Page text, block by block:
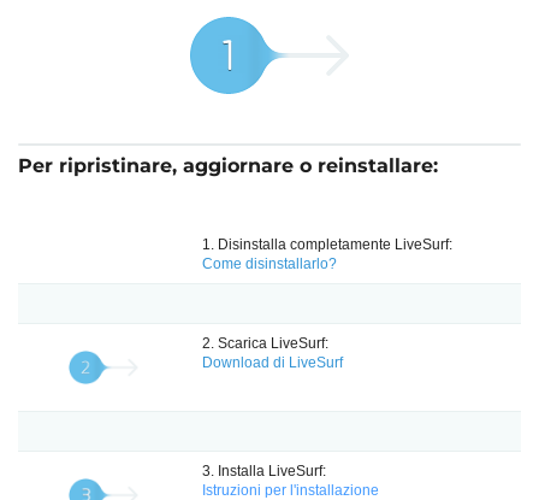
Per ripristinare, aggiornare o reinstallare:
1. Disinstalla completamente LiveSurf:
Come disinstallarlo?
2. Scarica LiveSurf:
Download di LiveSurf
3. Installa LiveSurf:
Istruzioni per l'installazione